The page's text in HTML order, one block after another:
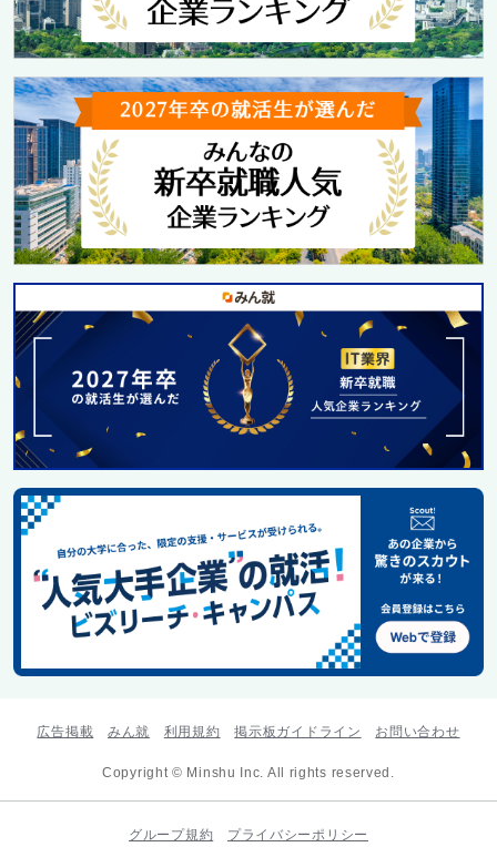
広告掲載 みん就 利用規約 掲示板ガイドライン お問い合わせ
Copyright © Minshu Inc. All rights reserved.
グループ規約 プライバシーポリシー